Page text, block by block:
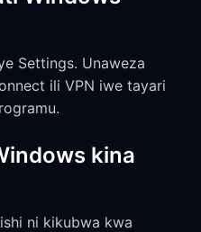
Settings. Unaweza
ili VPN iwe tayari
kina
ni kikubwa kwa